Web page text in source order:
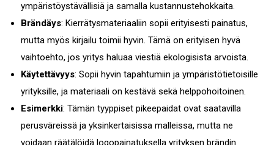
ympäristöystävällisiä ja samalla kustannustehokkaita.
Brändäys: Kierrätysmateriaaliin sopii erityisesti painatus,
mutta myös kirjailu toimii hyvin. Tämä on erityisen hyvä
vaihtoehto, jos yritys haluaa viestiä ekologisista arvoista.
Käytettävyys: Sopii hyvin tapahtumiin ja ympäristötietoisille
yrityksille, ja materiaali on kestävä sekä helppohoitoinen.
Esimerkki: Tämän tyyppiset pikeepaidat ovat saatavilla
perusväreissä ja yksinkertaisissa malleissa, mutta ne
voidaan räätälöidä logopainatuksella yrityksen brändin